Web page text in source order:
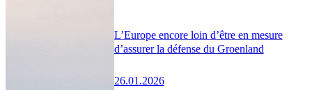
L’Europe encore loin d’être en mesure
d’assurer la défense du Groenland
26.01.2026